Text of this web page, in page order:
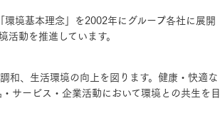
境基本理念」を2002年にグループ各社に展開
動を推進しています。
和、生活環境の向上を図ります。健康・快適な
サービス・企業活動において環境との共生を目